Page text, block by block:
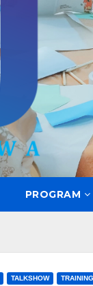
PROGRAM
TALKSHOW TRAINING